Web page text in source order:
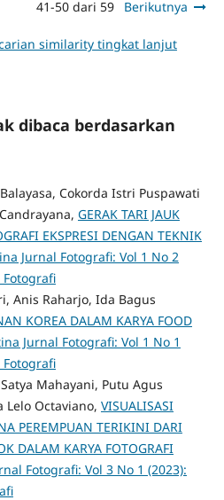
41-50 dari 59 Berikutnya
similarity tingkat lanjut
dibaca berdasarkan
Cokorda Istri Puspawati
GERAK TARI JAUK
EKSPRESI DENGAN TEKNIK
Jurnal Fotografi: Vol 1 No 2
Fotografi
Anis Raharjo, Ida Bagus
KOREA DALAM KARYA FOOD
Jurnal Fotografi: Vol 1 No 1
Fotografi
Mahayani, Putu Agus
Lelo Octaviano, VISUALISASI
PEREMPUAN TERIKINI DARI
DALAM KARYA FOTOGRAFI
Fotografi: Vol 3 No 1 (2023):